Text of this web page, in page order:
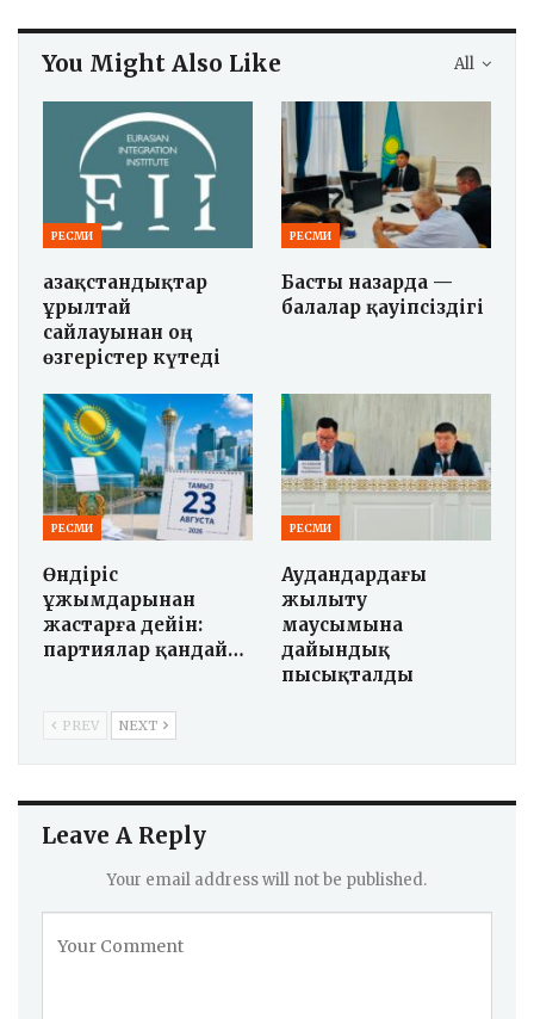
All
You Might Also Like
РЕСМИ
Қазақстандықтар
Құрылтай
сайлауынан оң
өзгерістер күтеді
РЕСМИ
Басты назарда —
балалар қауіпсіздігі
РЕСМИ
Өндіріс
ұжымдарынан
жастарға дейін:
партиялар қандай…
РЕСМИ
Аудандардағы
жылыту
маусымына
дайындық
пысықталды
PREV NEXT
Leave A Reply
Your email address will not be published.